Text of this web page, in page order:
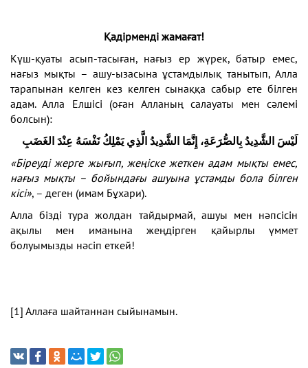
Қадірменді жамағат!
Күш-қуаты асып-тасыған, нағыз ер жүрек, батыр емес,
нағыз мықты – ашу-ызасына ұстамдылық танытып, Алла
тарапынан келген кез келген сынаққа сабыр ете білген
адам. Алла Елшісі (оған Алланың салауаты мен сәлемі
болсын):
لَيْسَ الشَّدِيدُ بِالصُّرَعَةِ، إِنَّمَا الشَّدِيدُ الَّذِي يَمْلِكُ نَفْسَهُ عِنْدَ الغَضَبِ
«Біреуді жерге жығып, жеңіске жеткен адам мықты емес,
нағыз мықты – бойындағы ашуына ұстамды бола білген
кісі», – деген (имам Бұхари).
Алла бізді тура жолдан тайдырмай, ашуы мен нәпсісін
ақылы мен иманына жеңдірген қайырлы үммет
болуымызды нәсіп еткей!
[1] Аллаға шайтаннан сыйынамын.